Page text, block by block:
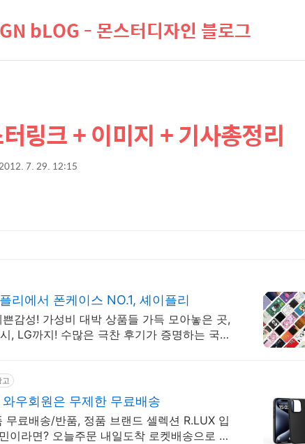
bLOG - 몬스터디자인 블로그
링크 + 이미지 + 기사총정리
7. 29. 12:15
리에서 폰케이스 NO.1, 셰이플리
감성! 가성비 대박 상품들 가득 모아놓은 곳,
, LG까지! 수많은 극찬 후기가 증명하는 국민
고
우회원은 무제한 무료배송
무료배송/반품, 정품 브랜드 셀렉션 R.LUX 입
이라면? 오늘주문 내일도착 로켓배송으로 해